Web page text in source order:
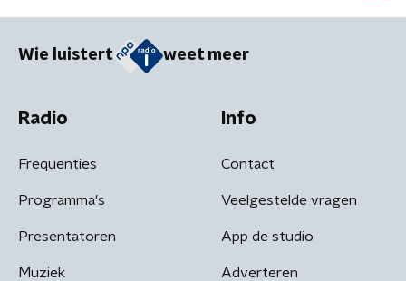
Wie luistert weet meer
Radio
Frequenties
Programma's
Presentatoren
Muziek
Info
Contact
Veelgestelde vragen
App de studio
Adverteren